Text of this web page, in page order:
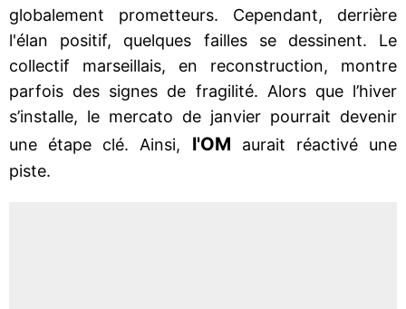
globalement prometteurs. Cependant, derrière
l'élan positif, quelques failles se dessinent. Le
collectif marseillais, en reconstruction, montre
parfois des signes de fragilité. Alors que l’hiver
s’installe, le mercato de janvier pourrait devenir
une étape clé. Ainsi, l'OM aurait réactivé une
piste.